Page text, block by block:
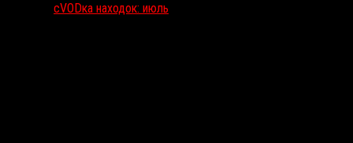
сVODка находок: июль